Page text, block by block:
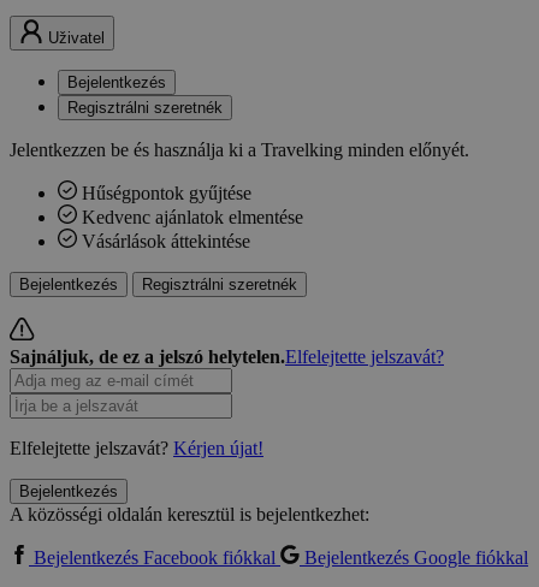
Uživatel
Bejelentkezés
Regisztrálni szeretnék
Jelentkezzen be és használja ki a Travelking minden előnyét.
Hűségpontok gyűjtése
Kedvenc ajánlatok elmentése
Vásárlások áttekintése
Bejelentkezés Regisztrálni szeretnék
Sajnáljuk, de ez a jelszó helytelen.Elfelejtette jelszavát?
Elfelejtette jelszavát? Kérjen újat!
Bejelentkezés
A közösségi oldalán keresztül is bejelentkezhet:
Bejelentkezés Facebook fiókkal
Bejelentkezés Google fiókkal